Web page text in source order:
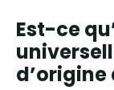
Est-ce
d’origine